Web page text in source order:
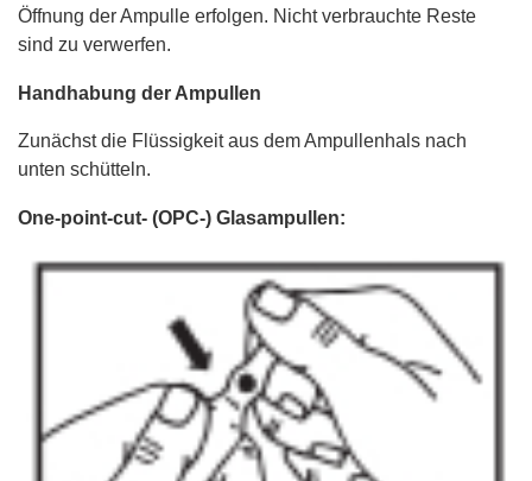
Öffnung der Ampulle erfolgen. Nicht verbrauchte Reste
sind zu verwerfen.
Handhabung der Ampullen
Zunächst die Flüssigkeit aus dem Ampullenhals nach
unten schütteln.
One-point-cut- (OPC-) Glasampullen: